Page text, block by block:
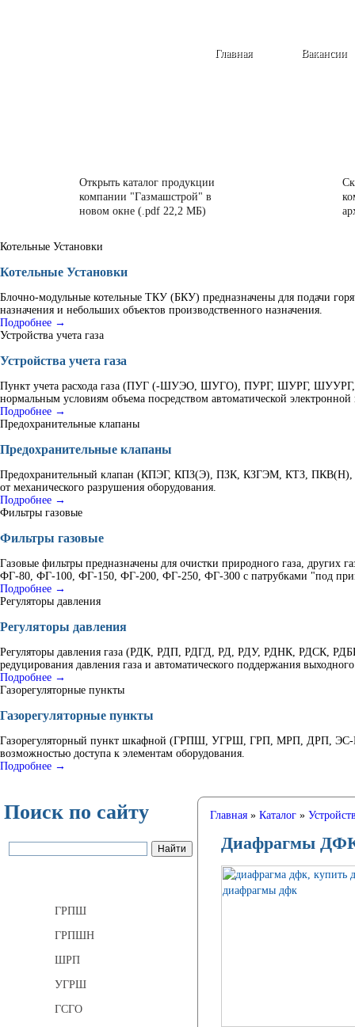
Вакансии
Главная
Открыть каталог продукции
компании "Газмашстрой" в
новом окне (.pdf 22,2 МБ)
Котельные Установки
Котельные Установки
Блочно-модульные котельные ТКУ (БКУ) предназначены для подачи
назначения и небольших объектов производственного назначения.
Подробнее →
Устройства учета газа
Устройства учета газа
Пункт учета расхода газа (ПУГ (-ШУЭО, ШУГО), ПУРГ, ШУРГ, ШУУРГ,
нормальным условиям объема посредством автоматической электронной
Подробнее →
Предохранительные клапаны
Предохранительные клапаны
Предохранительный клапан (КПЭГ, КПЗ(Э), ПЗК, КЗГЭМ, КТЗ, ПКВ(Н),
от механического разрушения оборудования.
Подробнее →
Фильтры газовые
Фильтры газовые
Газовые фильтры предназначены для очистки природного газа, других
ФГ-80, ФГ-100, ФГ-150, ФГ-200, ФГ-250, ФГ-300 с патрубками "под
Подробнее →
Регуляторы давления
Регуляторы давления
Регуляторы давления газа (РДК, РДП, РДГД, РД, РДУ, РДНК, РДСК,
редуцирования давления газа и автоматического поддержания
Подробнее →
Газорегуляторные пункты
Газорегуляторные пункты
Газорегуляторный пункт шкафной (ГРПШ, УГРШ, ГРП, МРП, ДРП, ЭС-
возможностью доступа к элементам оборудования.
Подробнее →
Поиск по сайту
ГРПШ
ГРПШН
ШРП
УГРШ
ГСГО
Главная» Каталог»
Диафрагмы